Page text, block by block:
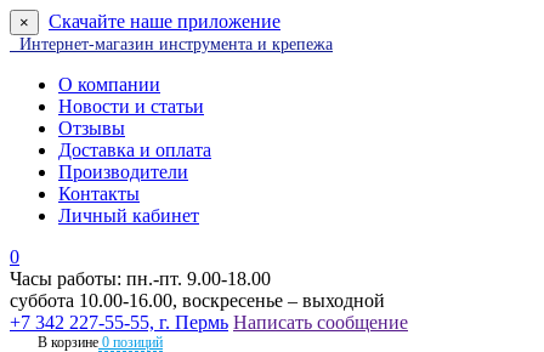
× Скачайте наше приложение
Интернет-магазин инструмента и крепежа
О компании
Новости и статьи
Отзывы
Доставка и оплата
Производители
Контакты
Личный кабинет
0
Часы работы: пн.-пт. 9.00-18.00
суббота 10.00-16.00, воскресенье – выходной
+7 342 227-55-55, г. Пермь Написать сообщение
В корзине 0 позиций